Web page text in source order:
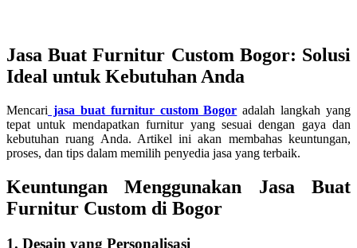
Jasa Buat Furnitur Custom Bogor: Solusi
Ideal untuk Kebutuhan Anda
Mencari jasa buat furnitur custom Bogor adalah langkah yang
tepat untuk mendapatkan furnitur yang sesuai dengan gaya dan
kebutuhan ruang Anda. Artikel ini akan membahas keuntungan,
proses, dan tips dalam memilih penyedia jasa yang terbaik.
Keuntungan Menggunakan Jasa Buat
Furnitur Custom di Bogor
1. Desain yang Personalisasi